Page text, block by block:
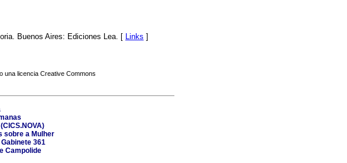
Buenos Aires: Ediciones Lea. [ Links ]
una licencia Creative Commons
sobre a Mulher
361
Campolide